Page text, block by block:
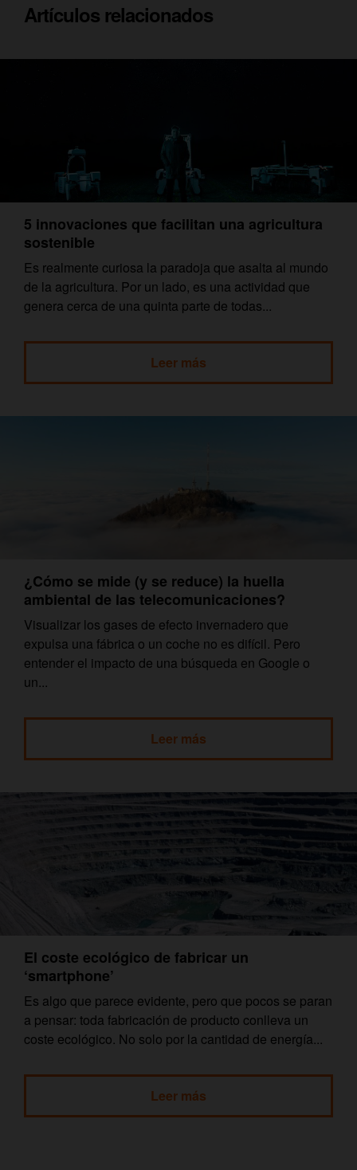
Artículos relacionados
5 innovaciones que facilitan una agricultura
sostenible
Es realmente curiosa la paradoja que asalta al mundo
de la agricultura. Por un lado, es una actividad que
genera cerca de una quinta parte de todas...
Leer más
¿Cómo se mide (y se reduce) la huella
ambiental de las telecomunicaciones?
Visualizar los gases de efecto invernadero que
expulsa una fábrica o un coche no es difícil. Pero
entender el impacto de una búsqueda en Google o
un...
Leer más
El coste ecológico de fabricar un
‘smartphone’
Es algo que parece evidente, pero que pocos se paran
a pensar: toda fabricación de producto conlleva un
coste ecológico. No solo por la cantidad de energía...
Leer más